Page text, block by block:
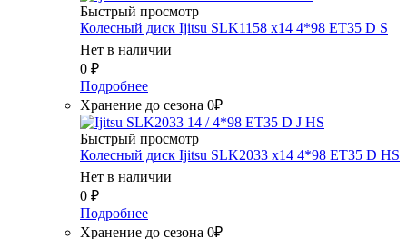
Быстрый просмотр
Колесный диск Ijitsu SLK1158 x14 4*98 ET35 D S
Нет в наличии
0 ₽
Подробнее
Хранение до сезона 0₽
Быстрый просмотр
Колесный диск Ijitsu SLK2033 x14 4*98 ET35 D HS
Нет в наличии
0 ₽
Подробнее
Хранение до сезона 0₽